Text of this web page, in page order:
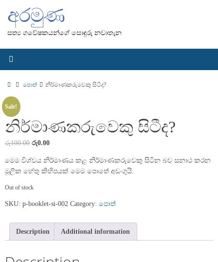
contentඅරමුණ
සත්‍ය ගවේෂකයන්ගේ සොඳුරු නවාතැන
Homeපොත් නිර්මාණකරුවෙකු සිටීද?
Sale!
නිර්මාණකරුවෙකු සිටීද?
රු100.00 රු0.00
මෙම විශ්වය නිර්මාණය කළ නිර්මාණකරුවෙකු සිටින බව සනාථ කරන
මූලික හේතු කිහිපයක් මෙම පොතේ අඩංගුයි.
Out of stock
SKU: p-booklet-si-002 Category: පොත්
Description Additional information